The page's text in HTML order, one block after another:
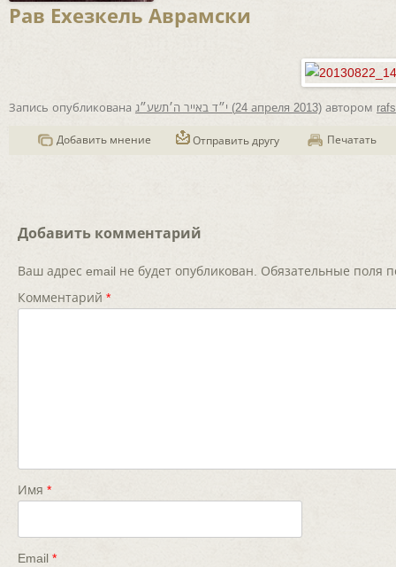
Рав Ехезкель Аврамски
Запись опубликована י״ד באייר ה׳תשע״ג (24 апреля 2013) автором
Добавить мнение Отправить другу Печатать
Добавить комментарий
Ваш адрес email не будет опубликован.
Обязательные поля
Комментарий *
Имя *
Email *